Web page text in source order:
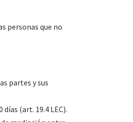
personas que no
partes y sus
(art. 19.4 LEC).